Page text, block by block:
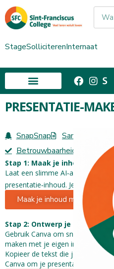
StageSolliciterenInternaat
PRESENTATIE-
SnapSnap Samenvatter
Betrouwbaarheid van AI
Stap 1: Maak je inhoud met AI
Laat een slimme AI‑agent helpen
presentatie‑inhoud. Je krijgt
Maak je inhoud met AI
Stap 2: Ontwerp je
Gebruik Canva om snel en
maken met je eigen inhoud.
Kopieer de tekst die je hebt
Canva om je presentatie vorm te